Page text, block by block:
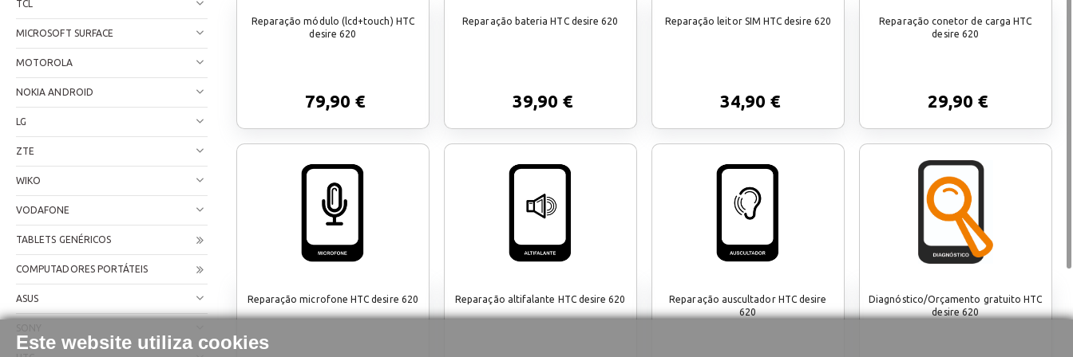
Este website utiliza cookies
TCL
MICROSOFT SURFACE
MOTOROLA
NOKIA ANDROID
LG
ZTE
WIKO
VODAFONE
TABLETS GENÉRICOS
COMPUTADORES PORTÁTEIS
ASUS
Reparação módulo (lcd+touch) HTC
desire 620
79,90 €
Reparação bateria HTC desire 620
39,90 €
Reparação leitor SIM HTC desire 620
34,90 €
Reparação conetor de carga HTC
desire 620
29,90 €
Reparação microfone HTC desire 620 Reparação altifalante HTC desire 620
Reparação auscultador HTC desire
620
Diagnóstico/Orçamento gratuito HTC
desire 620